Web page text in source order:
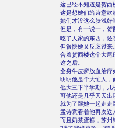
这已经不知道是贺西
这是想她们给诗意吹
她们才没这么肤浅好
但是，有一说一，
吃了人家的东西，还
但很快她又反应过来
合着贺西楼这个大尾
这之后。
全身牛皮癣放血治疗
明明他是个大忙人，
他大三下半学期，几
可他还是几乎天天出
就为了跟她一起走走
孟诗意看着他再次送
而且奶茶蛋糕，苏